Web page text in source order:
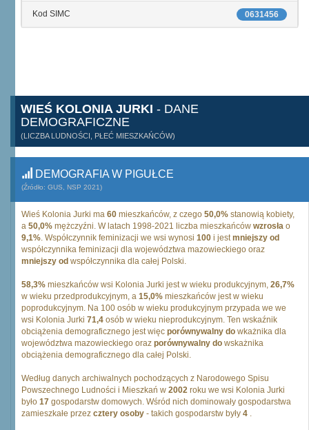
0631456
Kod SIMC
WIEŚ KOLONIA JURKI - DANE
DEMOGRAFICZNE
(LICZBA LUDNOŚCI, PŁEĆ MIESZKAŃCÓW)
DEMOGRAFIA W PIGUŁCE
(Źródło: GUS, NSP 2021)
Wieś Kolonia Jurki ma 60 mieszkańców, z czego 50,0% stanowią kobiety,
a 50,0% mężczyźni. W latach 1998-2021 liczba mieszkańców wzrosła o
9,1%. Współczynnik feminizacji we wsi wynosi 100 i jestmniejszy od
współczynnika feminizacji dla województwa mazowieckiego oraz
mniejszy od współczynnika dla całej Polski.
58,3% mieszkańców wsi Kolonia Jurki jest w wieku produkcyjnym, 26,7%
w wieku przedprodukcyjnym, a 15,0% mieszkańców jest w wieku
poprodukcyjnym. Na 100 osób w wieku produkcyjnym przypada we we
wsi Kolonia Jurki 71,4 osób w wieku nieprodukcyjnym. Ten wskaźnik
obciążenia demograficznego jest więc porównywalny do wkażnika dla
województwa mazowieckiego oraz porównywalny do wskażnika
obciążenia demograficznego dla całej Polski.
Według danych archiwalnych pochodzących z Narodowego Spisu
Powszechnego Ludności i Mieszkań w 2002 roku we wsi Kolonia Jurki
było 17 gospodarstw domowych. Wśród nich dominowały gospodarstwa
zamieszkałe przez cztery osoby - takich gospodarstw były 4 .